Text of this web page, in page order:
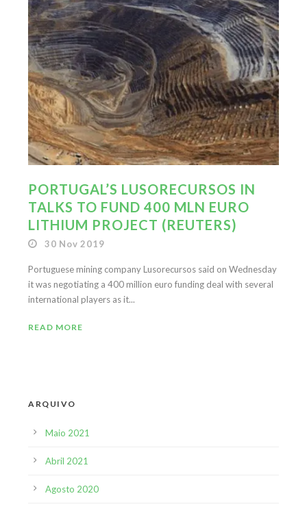
PORTUGAL’S LUSORECURSOS IN
TALKS TO FUND 400 MLN EURO
LITHIUM PROJECT (REUTERS)
30 Nov 2019
Portuguese mining company Lusorecursos said on Wednesday
it was negotiating a 400 million euro funding deal with several
international players as it...
READ MORE
ARQUIVO
Maio 2021
Abril 2021
Agosto 2020